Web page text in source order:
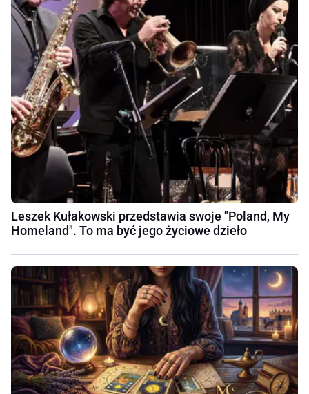
Leszek Kułakowski przedstawia swoje "Poland, My
Homeland". To ma być jego życiowe dzieło